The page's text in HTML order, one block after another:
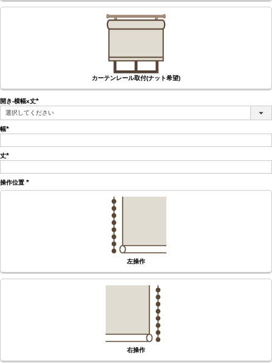
カーテンレール取付(ナット希望)
開き-横幅x丈
(必
須)
幅
須)
丈
須)
操作位置
(必
左操作
右操作